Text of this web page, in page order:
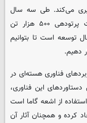
می‌کند. طی سه سال
گذشته، با مشارکت بخش خصوصی، ظرفیت پرتودهی ۵۰۰ هزار تن
توسعه است تا بتوانیم
دهیم.
فناوری هسته‌ای در
این فناوری،
از اشعه گاما است
کرده و همچنان آثار آن